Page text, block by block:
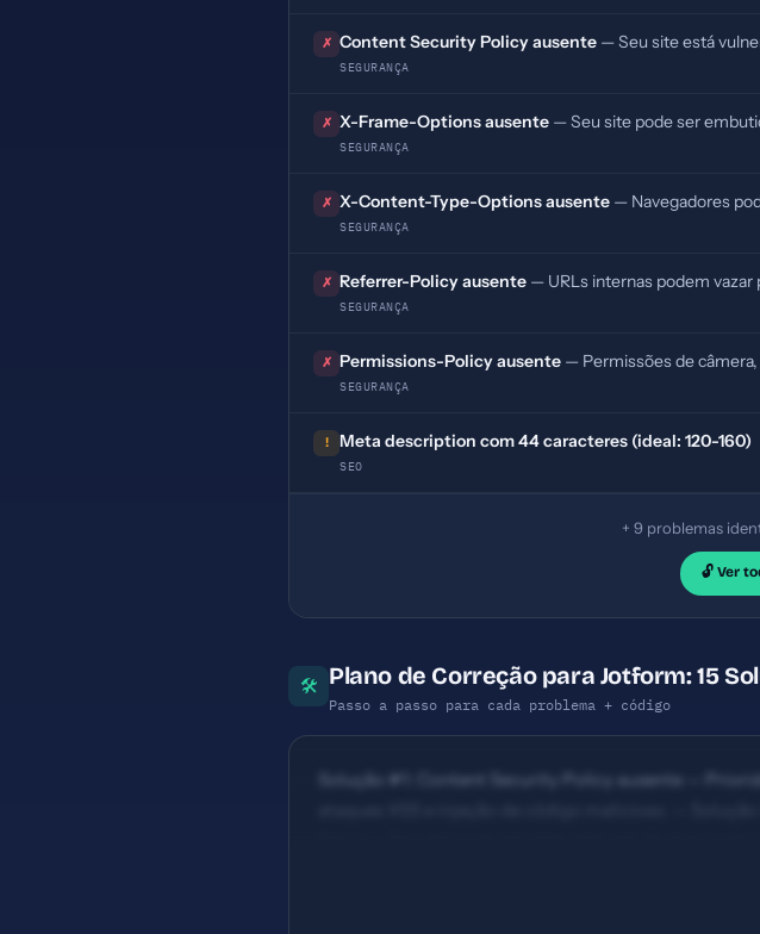
✗ Content Security Policy ausente — Seu site está
SEGURANÇA
✗ X-Frame-Options ausente — Seu site pode ser
SEGURANÇA
✗ X-Content-Type-Options ausente — Navegadores
SEGURANÇA
✗ Referrer-Policy ausente — URLs internas podem vazar
SEGURANÇA
✗ Permissions-Policy ausente — Permissões de
SEGURANÇA
! Meta description com 44 caracteres (ideal: 120-160)
SEO
+ 9 problemas
🔓 Ver
🛠 Plano de Correção para Jotform: 15
Passo a passo para cada problema + código
Solução #1: Content Security Policy ausente —
caracteres (ideal: 120-160) — Prioridade: Importante